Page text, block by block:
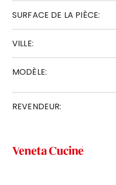
SURFACE DE LA PIÈCE:
VILLE:
MODÈLE:
REVENDEUR: